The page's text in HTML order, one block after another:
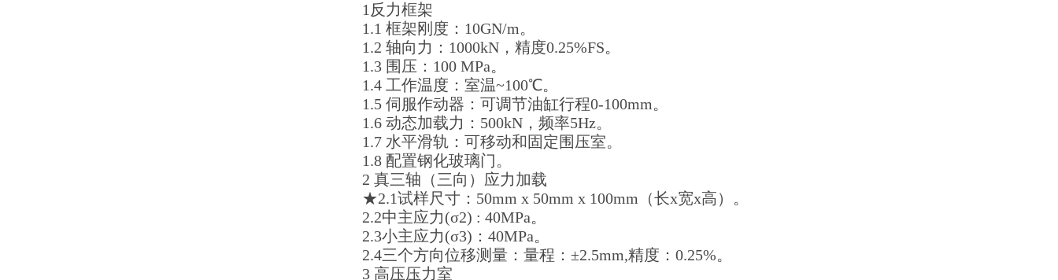
1反力框架
1.1 框架刚度：10GN/m。
1.2 轴向力：1000kN，精度0.25%FS。
1.3 围压：100 MPa。
1.4 工作温度：室温~100℃。
1.5 伺服作动器：可调节油缸行程0-100mm。
1.6 动态加载力：500kN，频率5Hz。
1.7 水平滑轨：可移动和固定围压室。
1.8 配置钢化玻璃门。
2 真三轴（三向）应力加载
★2.1试样尺寸：50mm x 50mm x 100mm（长x宽x高）。
2.2中主应力(σ2) : 40MPa。
2.3小主应力(σ3)：40MPa。
2.4三个方向位移测量：量程：±2.5mm,精度：0.25%。
3 高压压力室